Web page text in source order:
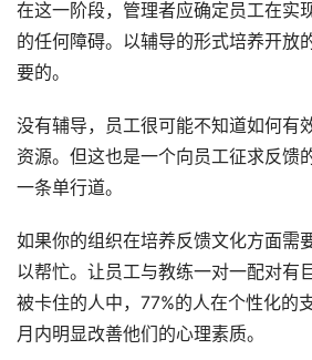
在这一阶段，管理者应确定员工在实
的任何障碍。以辅导的形式培养开放
要的。
没有辅导，员工很可能不知道如何有
资源。但这也是一个向员工征求反馈
一条单行道。
如果你的组织在培养反馈文化方面需
以帮忙。让员工与教练一对一配对有
被卡住的人中，77%的人在个性化的
月内明显改善他们的心理素质。